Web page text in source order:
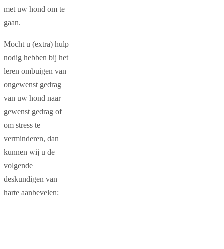
met uw hond om te
gaan.
Mocht u (extra) hulp
nodig hebben bij het
leren ombuigen van
ongewenst gedrag
van uw hond naar
gewenst gedrag of
om stress te
verminderen, dan
kunnen wij u de
volgende
deskundigen van
harte aanbevelen: